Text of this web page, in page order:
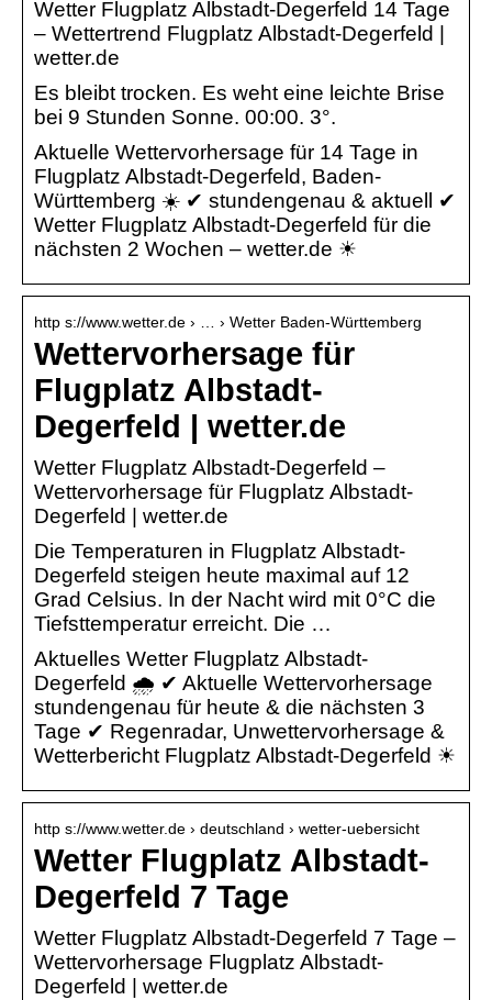
Wetter Flugplatz Albstadt-Degerfeld 14 Tage
– Wettertrend Flugplatz Albstadt-Degerfeld |
wetter.de
Es bleibt trocken. Es weht eine leichte Brise
bei 9 Stunden Sonne. 00:00. 3°.
Aktuelle Wettervorhersage für 14 Tage in
Flugplatz Albstadt-Degerfeld, Baden-
Württemberg ☀️ ✔ stundengenau & aktuell ✔
Wetter Flugplatz Albstadt-Degerfeld für die
nächsten 2 Wochen – wetter.de ☀
http s://www.wetter.de › … › Wetter Baden-Württemberg
Wettervorhersage für
Flugplatz Albstadt-
Degerfeld | wetter.de
Wetter Flugplatz Albstadt-Degerfeld –
Wettervorhersage für Flugplatz Albstadt-
Degerfeld | wetter.de
Die Temperaturen in Flugplatz Albstadt-
Degerfeld steigen heute maximal auf 12
Grad Celsius. In der Nacht wird mit 0°C die
Tiefsttemperatur erreicht. Die …
Aktuelles Wetter Flugplatz Albstadt-
Degerfeld 🌧️ ✔ Aktuelle Wettervorhersage
stundengenau für heute & die nächsten 3
Tage ✔ Regenradar, Unwettervorhersage &
Wetterbericht Flugplatz Albstadt-Degerfeld ☀
http s://www.wetter.de › deutschland › wetter-uebersicht
Wetter Flugplatz Albstadt-
Degerfeld 7 Tage
Wetter Flugplatz Albstadt-Degerfeld 7 Tage –
Wettervorhersage Flugplatz Albstadt-
Degerfeld | wetter.de